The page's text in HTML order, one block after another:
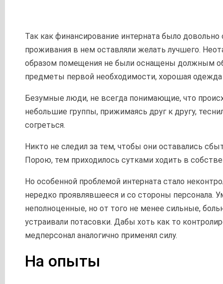
Так как финансирование интерната было
проживания в нем оставляли желать лучшего.
образом помещения не были оснащены должным
предметы первой необходимости, хорошая одежда
Безумные люди, не всегда понимающие, что
небольшие группы, прижимаясь друг к другу,
согреться.
Никто не следил за тем, чтобы они оставались
Порою, тем приходилось сутками ходить в
Но особенной проблемой интерната стало
нередко проявлявшееся и со стороны персонала.
неполноценные, но от того не менее сильные,
устраивали потасовки. Дабы хоть как то
медперсонал аналогично применял силу.
На опыты